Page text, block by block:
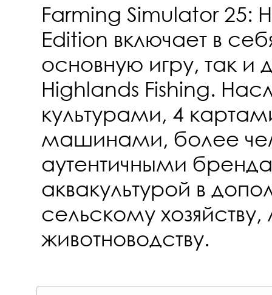
Farming Simulator 25:
Edition включает в
основную игру, так и
Highlands Fishing.
культурами, 4
машинами, более
аутентичными
аквакультурой в
сельскому хозяйству,
животноводству.